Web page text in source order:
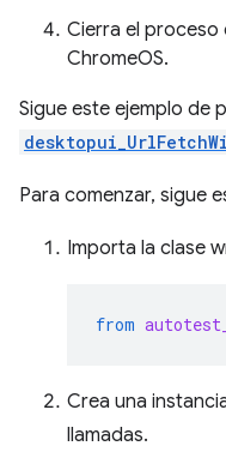
Cierra el proceso
ChromeOS.
Sigue este ejemplo de
Para comenzar, sigue
Importa la clase
from
Crea una
llamadas.